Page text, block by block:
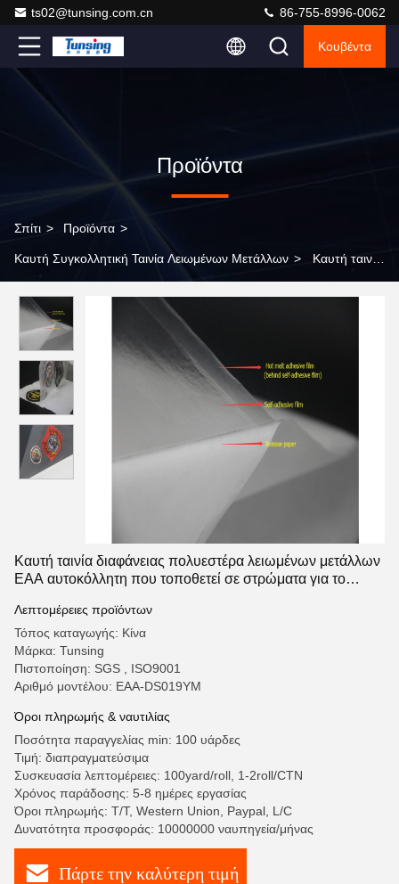
ts02@tunsing.com.cn 86-755-8996-0062
Κουβέντα
Προϊόντα
Σπίτι > Προϊόντα >
Καυτή Συγκολλητική Ταινία Λειωμένων Μετάλλων > Καυτή ταινία
που τοποθετεί σε στρώματα για το κλωστοϋφαντουργικό προϊόν
υφάσματος
Καυτή ταινία διαφάνειας πολυεστέρα λειωμένων μετάλλων
EAA αυτοκόλλητη που τοποθετεί σε στρώματα για το
Λεπτομέρειες προϊόντων
Τόπος καταγωγής: Κίνα
Μάρκα: Tunsing
Πιστοποίηση: SGS , ISO9001
Αριθμό μοντέλου: EAA-DS019YM
Όροι πληρωμής & ναυτιλίας
Ποσότητα παραγγελίας min: 100 υάρδες
Τιμή: διαπραγματεύσιμα
Συσκευασία λεπτομέρειες: 100yard/roll, 1-2roll/CTN
Χρόνος παράδοσης: 5-8 ημέρες εργασίας
Όροι πληρωμής: T/T, Western Union, Paypal, L/C
Δυνατότητα προσφοράς: 10000000 ναυπηγεία/μήνας
Πάρτε την καλύτερη τιμή